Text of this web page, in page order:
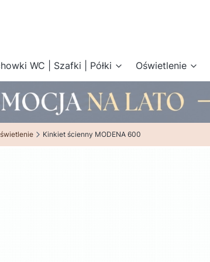
WC | Szafki | Półki Oświetlenie
Kinkiet ścienny MODENA 600